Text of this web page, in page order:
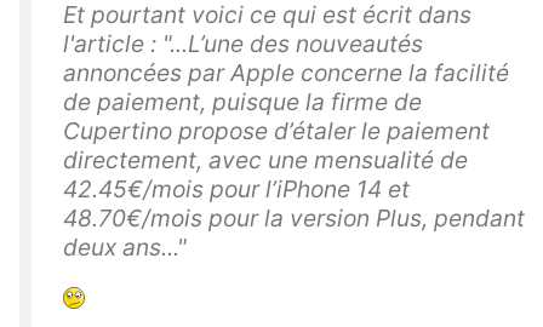
Et pourtant voici ce qui est écrit dans
l'article : "...L’une des nouveautés
annoncées par Apple concerne la facilité
de paiement, puisque la firme de
Cupertino propose d’étaler le paiement
directement, avec une mensualité de
42.45€/mois pour l’iPhone 14 et
48.70€/mois pour la version Plus, pendant
deux ans..."